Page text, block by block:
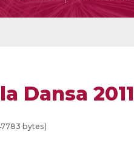
Dansa 2011
bytes)